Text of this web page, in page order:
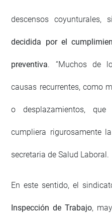
descensos coyunturales,
decidida por el
preventiva. “Muchos de
causas recurrentes, como
o desplazamientos,
cumpliera rigurosamente
secretaria de Salud Laboral.
En este sentido, el
Inspección de Trabajo,